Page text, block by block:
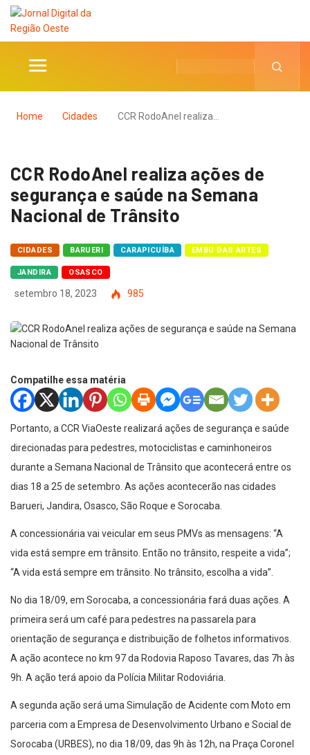
Home Cidades CCR RodoAnel realiza…
CCR RodoAnel realiza ações de
segurança e saúde na Semana
Nacional de Trânsito
CIDADES BARUERI CARAPICUÍBA EMBU DAS ARTES
JANDIRA OSASCO
setembro 18, 2023 985
Compatilhe essa matéria
Portanto, a CCR ViaOeste realizará ações de segurança e saúde
direcionadas para pedestres, motociclistas e caminhoneiros
durante a Semana Nacional de Trânsito que acontecerá entre os
dias 18 a 25 de setembro. As ações acontecerão nas cidades
Barueri, Jandira, Osasco, São Roque e Sorocaba.
A concessionária vai veicular em seus PMVs as mensagens: “A
vida está sempre em trânsito. Então no trânsito, respeite a vida”;
“A vida está sempre em trânsito. No trânsito, escolha a vida”.
No dia 18/09, em Sorocaba, a concessionária fará duas ações. A
primeira será um café para pedestres na passarela para
orientação de segurança e distribuição de folhetos informativos.
A ação acontece no km 97 da Rodovia Raposo Tavares, das 7h às
9h. A ação terá apoio da Polícia Militar Rodoviária.
A segunda ação será uma Simulação de Acidente com Moto em
parceria com a Empresa de Desenvolvimento Urbano e Social de
Sorocaba (URBES), no dia 18/09, das 9h às 12h, na Praça Coronel